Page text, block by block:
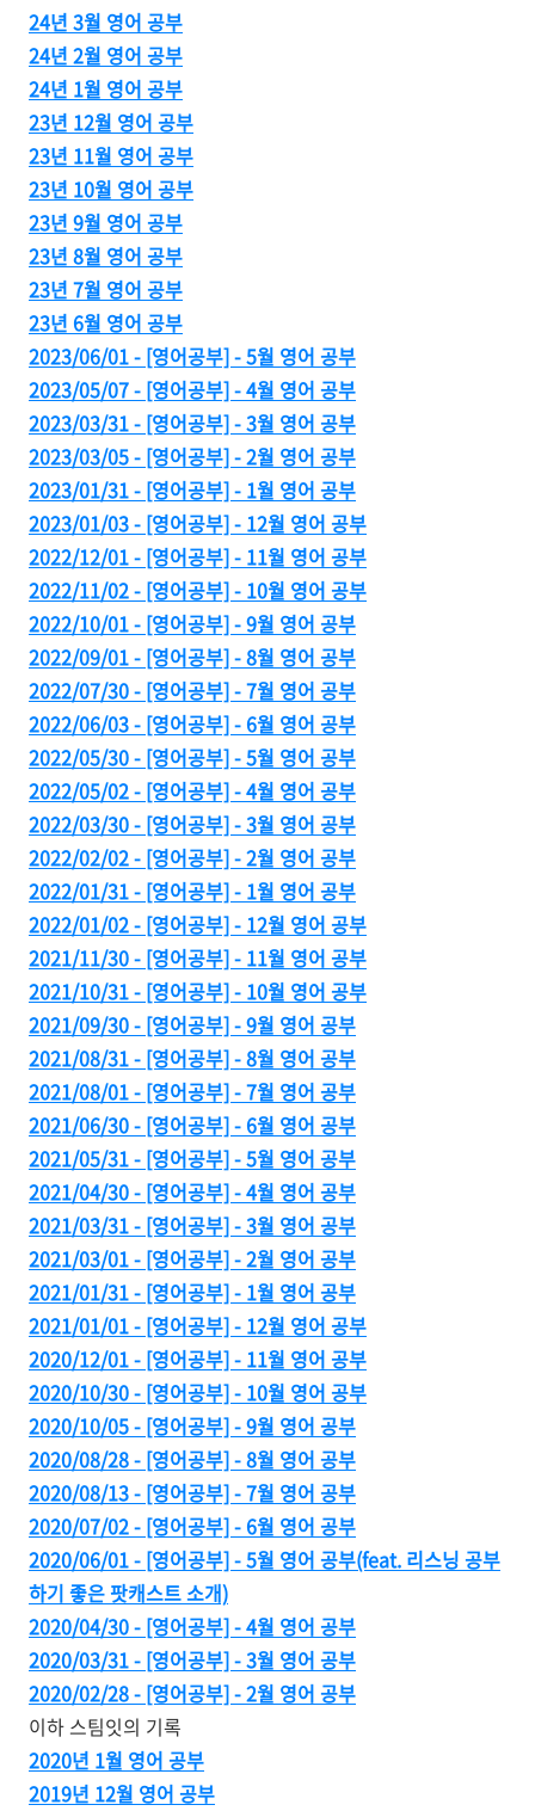
24년 3월 영어 공부
24년 2월 영어 공부
24년 1월 영어 공부
23년 12월 영어 공부
23년 11월 영어 공부
23년 10월 영어 공부
23년 9월 영어 공부
23년 8월 영어 공부
23년 7월 영어 공부
23년 6월 영어 공부
2023/06/01 - [영어공부] - 5월 영어 공부
2023/05/07 - [영어공부] - 4월 영어 공부
2023/03/31 - [영어공부] - 3월 영어 공부
2023/03/05 - [영어공부] - 2월 영어 공부
2023/01/31 - [영어공부] - 1월 영어 공부
2023/01/03 - [영어공부] - 12월 영어 공부
2022/12/01 - [영어공부] - 11월 영어 공부
2022/11/02 - [영어공부] - 10월 영어 공부
2022/10/01 - [영어공부] - 9월 영어 공부
2022/09/01 - [영어공부] - 8월 영어 공부
2022/07/30 - [영어공부] - 7월 영어 공부
2022/06/03 - [영어공부] - 6월 영어 공부
2022/05/30 - [영어공부] - 5월 영어 공부
2022/05/02 - [영어공부] - 4월 영어 공부
2022/03/30 - [영어공부] - 3월 영어 공부
2022/02/02 - [영어공부] - 2월 영어 공부
2022/01/31 - [영어공부] - 1월 영어 공부
2022/01/02 - [영어공부] - 12월 영어 공부
2021/11/30 - [영어공부] - 11월 영어 공부
2021/10/31 - [영어공부] - 10월 영어 공부
2021/09/30 - [영어공부] - 9월 영어 공부
2021/08/31 - [영어공부] - 8월 영어 공부
2021/08/01 - [영어공부] - 7월 영어 공부
2021/06/30 - [영어공부] - 6월 영어 공부
2021/05/31 - [영어공부] - 5월 영어 공부
2021/04/30 - [영어공부] - 4월 영어 공부
2021/03/31 - [영어공부] - 3월 영어 공부
2021/03/01 - [영어공부] - 2월 영어 공부
2021/01/31 - [영어공부] - 1월 영어 공부
2021/01/01 - [영어공부] - 12월 영어 공부
2020/12/01 - [영어공부] - 11월 영어 공부
2020/10/30 - [영어공부] - 10월 영어 공부
2020/10/05 - [영어공부] - 9월 영어 공부
2020/08/28 - [영어공부] - 8월 영어 공부
2020/08/13 - [영어공부] - 7월 영어 공부
2020/07/02 - [영어공부] - 6월 영어 공부
2020/06/01 - [영어공부] - 5월 영어 공부(feat. 리스닝 공부
하기 좋은 팟캐스트 소개)
2020/04/30 - [영어공부] - 4월 영어 공부
2020/03/31 - [영어공부] - 3월 영어 공부
2020/02/28 - [영어공부] - 2월 영어 공부
이하 스팀잇의 기록
2020년 1월 영어 공부
2019년 12월 영어 공부